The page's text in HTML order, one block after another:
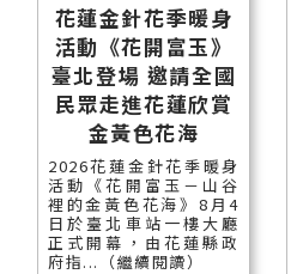
花蓮金針花季暖身
活動《花開富玉》
臺北登場 邀請全國
民眾走進花蓮欣賞
金黃色花海
2026花蓮金針花季暖身
活動《花開富玉－山谷
裡的金黃色花海》8月4
日於臺北車站一樓大廳
正式開幕，由花蓮縣政
府指...（繼續閱讀）